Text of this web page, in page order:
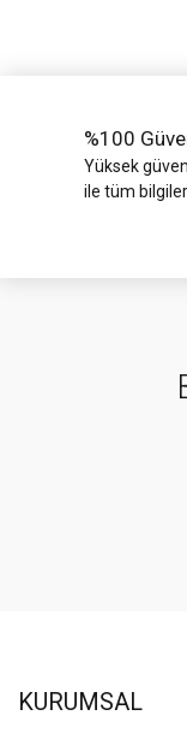
%100
Yüksek
ile tüm
KURUMSAL